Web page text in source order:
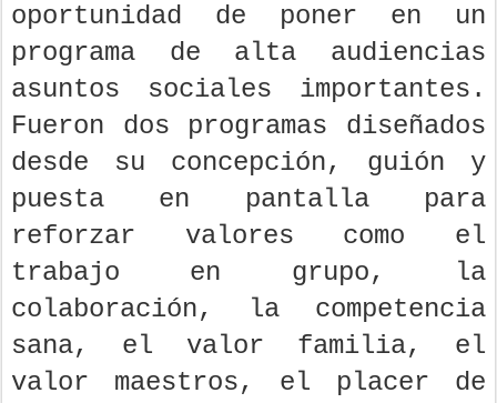
oportunidad de poner en un
programa de alta audiencias
asuntos sociales importantes.
Fueron dos programas diseñados
desde su concepción, guión y
puesta en pantalla para
reforzar valores como el
trabajo en grupo, la
colaboración, la competencia
sana, el valor familia, el
valor maestros, el placer de